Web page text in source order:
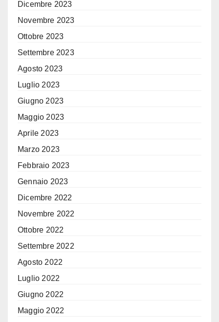
Dicembre 2023
Novembre 2023
Ottobre 2023
Settembre 2023
Agosto 2023
Luglio 2023
Giugno 2023
Maggio 2023
Aprile 2023
Marzo 2023
Febbraio 2023
Gennaio 2023
Dicembre 2022
Novembre 2022
Ottobre 2022
Settembre 2022
Agosto 2022
Luglio 2022
Giugno 2022
Maggio 2022